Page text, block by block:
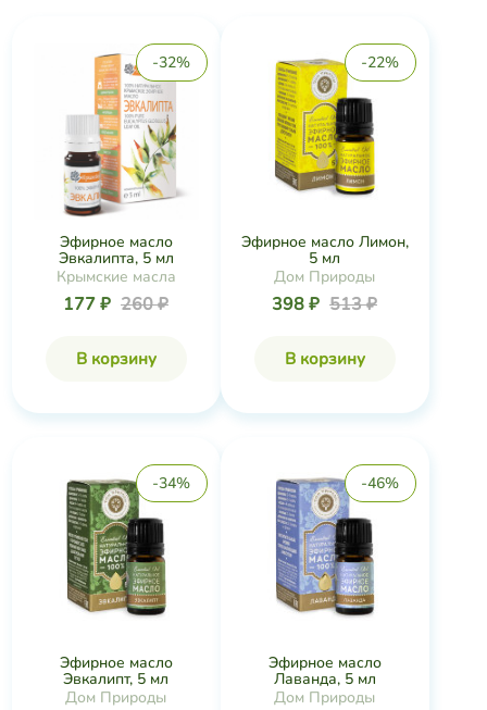
-32%
Эфирное масло
Эвкалипта, 5 мл
Крымские масла
177 ₽ 260 ₽
В корзину
-22%
Эфирное масло Лимон,
5 мл
Дом Природы
398 ₽ 513 ₽
В корзину
-34%
Эфирное масло
Эвкалипт, 5 мл
Дом Природы
-46%
Эфирное масло
Лаванда, 5 мл
Дом Природы